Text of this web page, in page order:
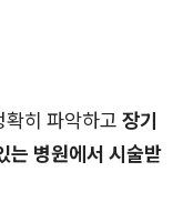
히 파악하고 장기
는 병원에서 시술받